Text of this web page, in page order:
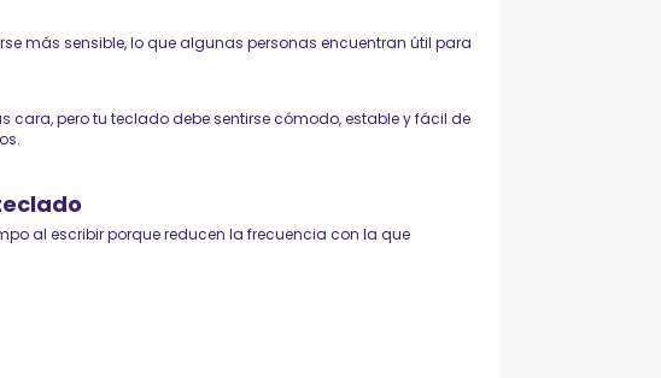
más sensible, lo que algunas personas encuentran útil para
cara, pero tu teclado debe sentirse cómodo, estable y fácil de
al escribir porque reducen la frecuencia con la que